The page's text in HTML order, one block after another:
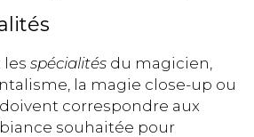
les spécialités du magicien,
la magie close-up ou
, doivent correspondre aux
souhaitée pour